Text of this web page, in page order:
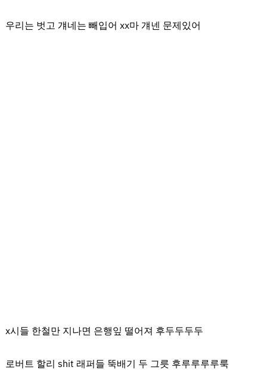
우리는 벗고 걔네는 빼입어 xx마 걔넨 문제있어
x시들 한철만 지나면 은행잎 떨어져 후두두두두
로버트 할리 shit 래퍼들 뚝배기 두 그릇 후루루루루룩